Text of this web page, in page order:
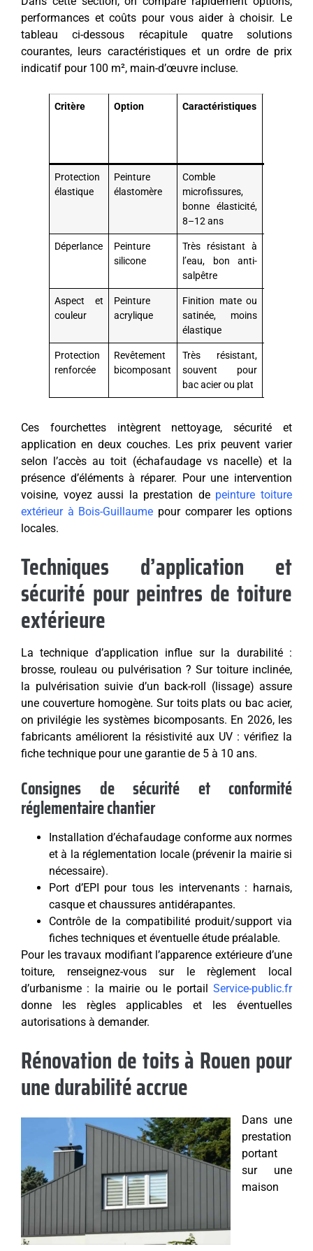
performances et coûts pour vous aider à choisir. Le
tableau ci-dessous récapitule quatre solutions
courantes, leurs caractéristiques et un ordre de prix
indicatif pour 100 m², main-d’œuvre incluse.
Critère Option Caractéristiques
Protection
élastique
Peinture
élastomère
Comble
microfissures,
bonne élasticité,
8–12 ans
Déperlance
Peinture
silicone
Très résistant à
l’eau, bon anti-
salpêtre
Aspect et
couleur
Peinture
acrylique
Finition mate ou
satinée, moins
élastique
Protection
renforcée
Revêtement
bicomposant
Très résistant,
souvent pour
bac acier ou plat
Ces fourchettes intègrent nettoyage, sécurité et
application en deux couches. Les prix peuvent varier
selon l’accès au toit (échafaudage vs nacelle) et la
présence d’éléments à réparer. Pour une intervention
voisine, voyez aussi la prestation de peinture toiture
extérieur à Bois-Guillaume pour comparer les options
locales.
Techniques d’application et
sécurité pour peintres de toiture
extérieure
La technique d’application influe sur la durabilité :
brosse, rouleau ou pulvérisation ? Sur toiture inclinée,
la pulvérisation suivie d’un back-roll (lissage) assure
une couverture homogène. Sur toits plats ou bac acier,
on privilégie les systèmes bicomposants. En 2026, les
fabricants améliorent la résistivité aux UV : vérifiez la
fiche technique pour une garantie de 5 à 10 ans.
Consignes de sécurité et conformité
réglementaire chantier
Installation d’échafaudage conforme aux normes
et à la réglementation locale (prévenir la mairie si
nécessaire).
Port d’EPI pour tous les intervenants : harnais,
casque et chaussures antidérapantes.
Contrôle de la compatibilité produit/support via
fiches techniques et éventuelle étude préalable.
Pour les travaux modifiant l’apparence extérieure d’une
toiture, renseignez-vous sur le règlement local
d’urbanisme : la mairie ou le portail Service-public.fr
donne les règles applicables et les éventuelles
autorisations à demander.
Rénovation de toits à Rouen pour
une durabilité accrue
Dans une
prestation
portant
sur une
maison